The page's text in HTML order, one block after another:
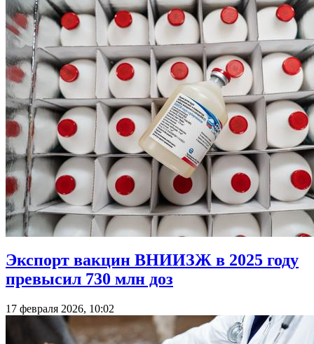
Экспорт вакцин ВНИИЗЖ в 2025 году
превысил 730 млн доз
17 февраля 2026, 10:02